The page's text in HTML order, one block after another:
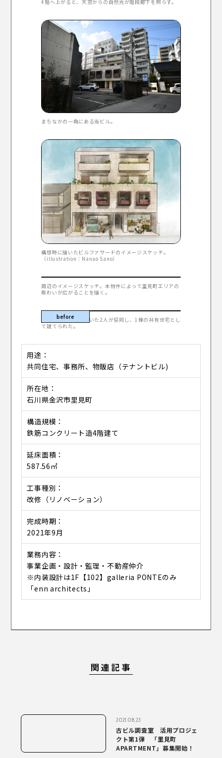
4階へ上がると、天窓からの自然光が階段廊下を照らす。
まちなかの一角にある当ビル。
構想時に描いたビルファサードのイメージスケッチ。
（illustration：Nanao Sano）
周辺のイメージスケッチ。本物件によって里見町エリアの
賑わいが広がることを描く。
元々隣同士で住んでいた2人が協同し、1棟の共有住宅とし
て建てられた。
用途
共同住宅、事務所、物販店（テナントビル)
所在地
石川県金沢市里見町
構造規模
鉄筋コンクリート造4階建て
延床面積
587.56㎡
工事種別
改修（リノベーション）
完成時期
2021年9月
業務内容
事業企画・設計・監理・不動産仲介
※内装設計は1F【102】galleria PONTEのみ
「enn architects」
関連記事
2021.08.23
古ビル調査室 活用プロジェ
クト第1弾 「里見町
APARTMENT」募集開始！